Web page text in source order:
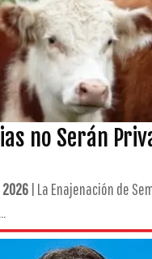
no Serán
| La Enajenación de